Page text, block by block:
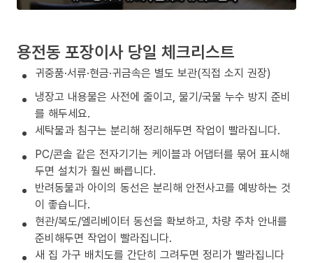
용전동 포장이사 당일 체크리스트
귀중품·서류·현금·귀금속은 별도 보관(직접 소지 권장)
냉장고 내용물은 사전에 줄이고, 물기/국물 누수 방지 준비
를 해두세요.
세탁물과 침구는 분리해 정리해두면 작업이 빨라집니다.
PC/콘솔 같은 전자기기는 케이블과 어댑터를 묶어 표시해
두면 설치가 훨씬 빠릅니다.
반려동물과 아이의 동선은 분리해 안전사고를 예방하는 것
이 좋습니다.
현관/복도/엘리베이터 동선을 확보하고, 차량 주차 안내를
준비해두면 작업이 빨라집니다.
새 집 가구 배치도를 간단히 그려두면 정리가 빨라집니다